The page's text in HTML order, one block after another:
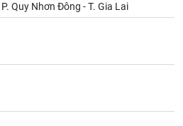
Quy Nhơn Đông - T. Gia Lai